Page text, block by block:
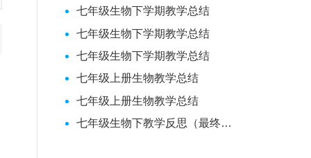
七年级生物下学期教学总结
七年级生物下学期教学总结
七年级生物下学期教学总结
七年级上册生物教学总结
七年级上册生物教学总结
七年级生物下教学反思（最终定稿）